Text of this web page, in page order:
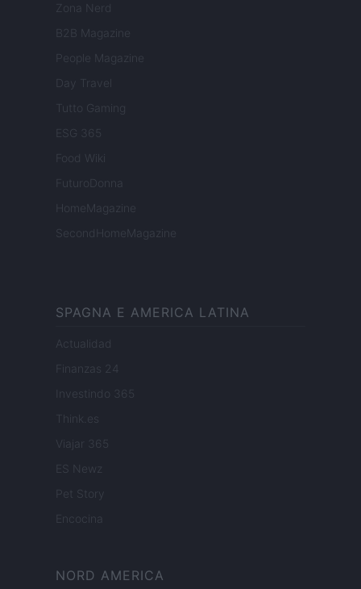
Zona Nerd
B2B Magazine
People Magazine
Day Travel
Tutto Gaming
ESG 365
Food Wiki
FuturoDonna
HomeMagazine
SecondHomeMagazine
SPAGNA E AMERICA LATINA
Actualidad
Finanzas 24
Investindo 365
Think.es
Viajar 365
ES Newz
Pet Story
Encocina
NORD AMERICA